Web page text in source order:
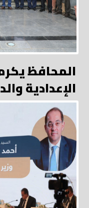
المحافظ
الإعدادية